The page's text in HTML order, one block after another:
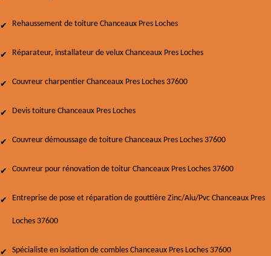
Rehaussement de toiture Chanceaux Pres Loches
Réparateur, installateur de velux Chanceaux Pres Loches
Couvreur charpentier Chanceaux Pres Loches 37600
Devis toiture Chanceaux Pres Loches
Couvreur démoussage de toiture Chanceaux Pres Loches 37600
Couvreur pour rénovation de toitur Chanceaux Pres Loches 37600
Entreprise de pose et réparation de gouttière Zinc/Alu/Pvc Chanceaux Pres
Loches 37600
Spécialiste en isolation de combles Chanceaux Pres Loches 37600